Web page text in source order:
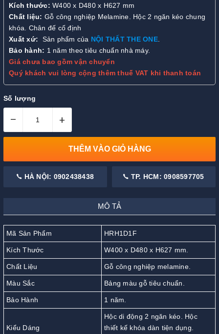
Kích thước: W400 x D480 x H627 mm
Chất liệu: Gỗ công nghiệp Melamine. Hộc 2 ngăn kéo chung
khóa. Chân đế cố định
Xuất xứ:
Sản phẩm của NỘI THẤT THE ONE.
Bảo hành: 1 năm theo tiêu chuẩn nhà máy.
Giá chưa bao gồm vận chuyển
Quý khách vui lòng cộng thêm thuế VAT khi thanh toán
Số lượng
– +
THÊM VÀO GIỎ HÀNG
HÀ NỘI: 0902438438 TP. HCM: 0908597705
MÔ TẢ
Mã Sản Phẩm HRH1D1F
Kích Thước W400 x D480 x H627 mm.
Chất Liệu Gỗ công nghiệp melamine.
Màu Sắc Bảng màu gỗ tiêu chuẩn.
Bảo Hành 1 năm.
Kiểu Dáng
Hộc di động 2 ngăn kéo. Hộc
thiết kế khóa dàn tiện dụng.